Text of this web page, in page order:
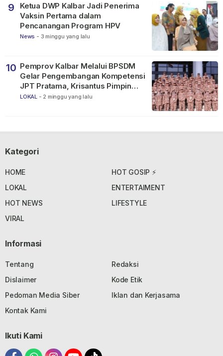
9
Ketua DWP Kalbar Jadi Penerima
Vaksin Pertama dalam
Pencanangan Program HPV
News - 3 minggu yang lalu
10 Pemprov Kalbar Melalui BPSDM
Gelar Pengembangan Kompetensi
JPT Pratama, Krisantus Pimpin
Apel Peserta
LOKAL - 2 minggu yang lalu
Kategori
HOME
HOT GOSIP ⚡
LOKAL
ENTERTAIMENT
HOT NEWS
LIFESTYLE
VIRAL
Informasi
Tentang
Redaksi
Dislaimer
Kode Etik
Pedoman Media Siber
Iklan dan Kerjasama
Kontak Kami
Ikuti Kami